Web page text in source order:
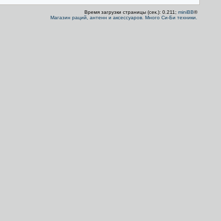
Время загрузки страницы (сек.): 0.211; miniBB®
Магазин раций, антенн и аксессуаров. Много Си-Би техники.